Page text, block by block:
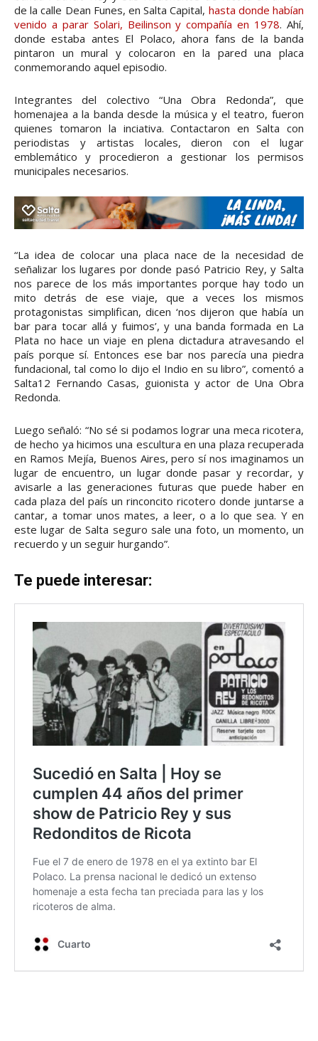
de la calle Dean Funes, en Salta Capital, hasta donde habían
venido a parar Solari, Beilinson y compañía en 1978. Ahí,
donde estaba antes El Polaco, ahora fans de la banda
pintaron un mural y colocaron en la pared una placa
conmemorando aquel episodio.
Integrantes del colectivo “Una Obra Redonda”, que
homenajea a la banda desde la música y el teatro, fueron
quienes tomaron la inciativa. Contactaron en Salta con
periodistas y artistas locales, dieron con el lugar
emblemático y procedieron a gestionar los permisos
municipales necesarios.
“La idea de colocar una placa nace de la necesidad de
señalizar los lugares por donde pasó Patricio Rey, y Salta
nos parece de los más importantes porque hay todo un
mito detrás de ese viaje, que a veces los mismos
protagonistas simplifican, dicen ‘nos dijeron que había un
bar para tocar allá y fuimos’, y una banda formada en La
Plata no hace un viaje en plena dictadura atravesando el
país porque sí. Entonces ese bar nos parecía una piedra
fundacional, tal como lo dijo el Indio en su libro”, comentó a
Salta12 Fernando Casas, guionista y actor de Una Obra
Redonda.
Luego señaló: “No sé si podamos lograr una meca ricotera,
de hecho ya hicimos una escultura en una plaza recuperada
en Ramos Mejía, Buenos Aires, pero sí nos imaginamos un
lugar de encuentro, un lugar donde pasar y recordar, y
avisarle a las generaciones futuras que puede haber en
cada plaza del país un rinconcito ricotero donde juntarse a
cantar, a tomar unos mates, a leer, o a lo que sea. Y en
este lugar de Salta seguro sale una foto, un momento, un
recuerdo y un seguir hurgando”.
Te puede interesar: